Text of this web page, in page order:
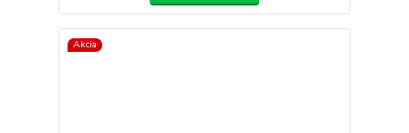
Akcia